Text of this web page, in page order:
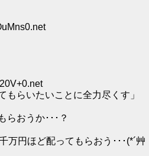
もらいたいことに全力尽くす」
らおうか･･･？
万円ほど配ってもらおう･･･(*´艸